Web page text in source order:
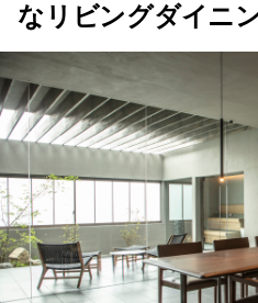
なリビングダイニ